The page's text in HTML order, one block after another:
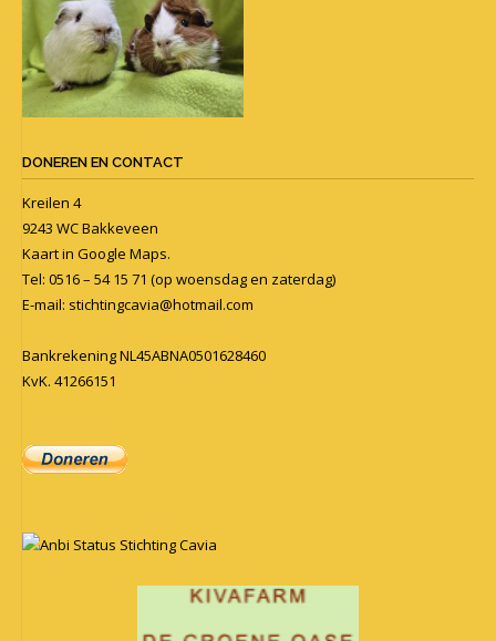
DONEREN EN CONTACT
Kreilen 4
9243 WC Bakkeveen
Kaart in Google Maps.
Tel: 0516 – 54 15 71 (op woensdag en zaterdag)
E-mail: stichtingcavia@hotmail.com
Bankrekening NL45ABNA0501628460
KvK. 41266151
Anbi Status Stichting Cavia